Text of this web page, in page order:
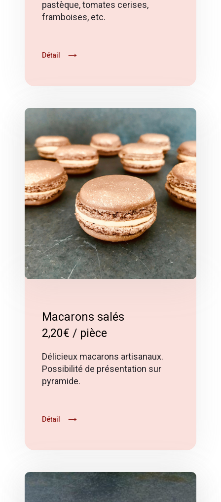
framboises, etc.
Détail
Macarons salés
2,20€ / pièce
Délicieux macarons artisanaux.
Possibilité de présentation sur
pyramide.
Détail